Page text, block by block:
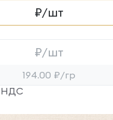
₽/шт
₽/шт
194.00 ₽/гр
НДС